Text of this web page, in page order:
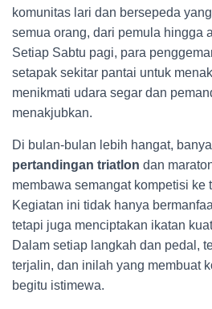
komunitas lari dan bersepeda
semua orang, dari pemula hingga
Setiap Sabtu pagi, para
setapak sekitar pantai untuk
menikmati udara segar dan
menakjubkan.
Di bulan-bulan lebih hangat,
pertandingan triatlon dan
membawa semangat kompetisi ke
Kegiatan ini tidak hanya
tetapi juga menciptakan ikatan
Dalam setiap langkah dan pedal,
terjalin, dan inilah yang membuat
begitu istimewa.